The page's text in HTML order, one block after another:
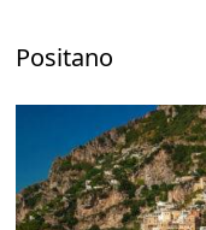
Positano